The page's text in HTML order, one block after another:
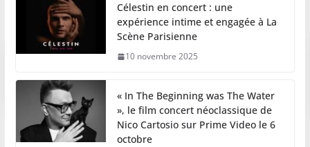
Célestin en concert : une
expérience intime et engagée à La
Scène Parisienne
10 novembre 2025
« In The Beginning was The Water
», le film concert néoclassique de
Nico Cartosio sur Prime Video le 6
octobre